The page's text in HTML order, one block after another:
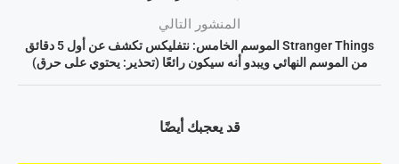
المنشور التالي
Stranger Things الموسم الخامس: نتفليكس تكشف عن أول 5 دقائق
من الموسم النهائي ويبدو أنه سيكون رائعًا (تحذير: يحتوي على حرق)
قد يعجبك أيضًا